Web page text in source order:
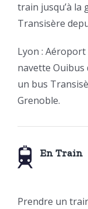
train jusqu’à la
Transisère
Lyon :
navette Ouibus
un bus
Grenoble.
En Train
Prendre un